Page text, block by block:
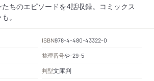
ちのエピソードを4話収録。コミックス
。
ISBN978-4-480-43322-0
整理番号や-29-5
判型文庫判